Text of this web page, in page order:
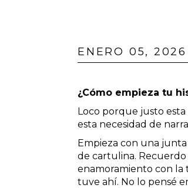
ENERO 05, 2026
¿Cómo empieza tu
Loco porque justo
esta necesidad de
Empieza con una
de cartulina.
enamoramiento con la
tuve ahí. No lo pensé